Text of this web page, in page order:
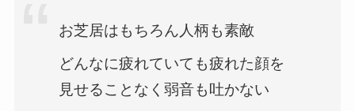
お芝居はもちろん人柄も素敵
どんなに疲れていても疲れた顔を
見せることなく弱音も吐かない